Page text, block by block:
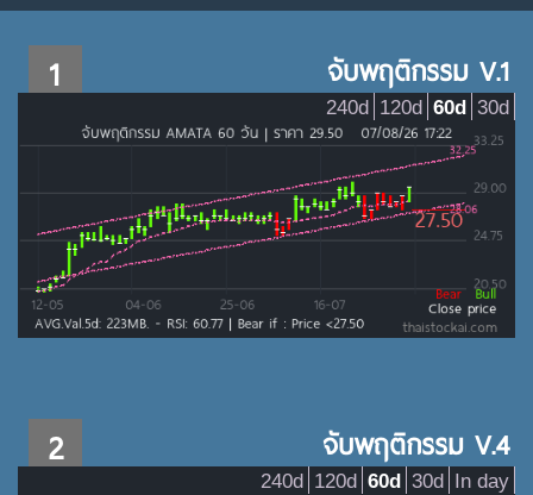
1 จับพฤติกรรม V.1
30d
60d
120d
240d
2 จับพฤติกรรม V.4
In day
30d
60d
120d
240d